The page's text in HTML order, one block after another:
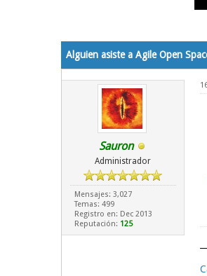
Alguien asiste a Agile Open
Sauron
Administrador
Mensajes: 3,027
Temas: 499
Registro en: Dec 2013
Reputación: 125